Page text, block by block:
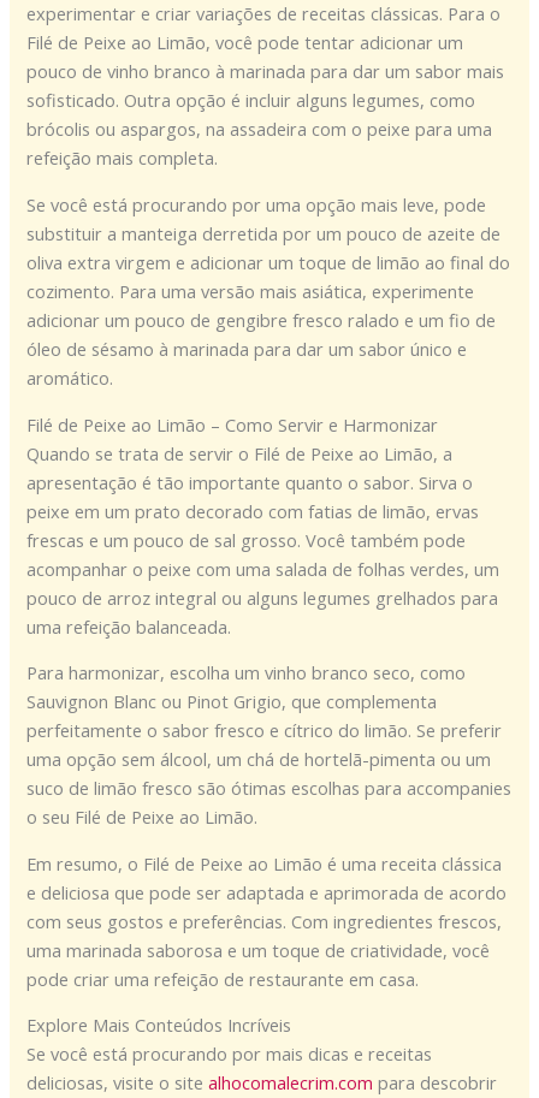
experimentar e criar variações de receitas clássicas. Para o
Filé de Peixe ao Limão, você pode tentar adicionar um
pouco de vinho branco à marinada para dar um sabor mais
sofisticado. Outra opção é incluir alguns legumes, como
brócolis ou aspargos, na assadeira com o peixe para uma
refeição mais completa.
Se você está procurando por uma opção mais leve, pode
substituir a manteiga derretida por um pouco de azeite de
oliva extra virgem e adicionar um toque de limão ao final do
cozimento. Para uma versão mais asiática, experimente
adicionar um pouco de gengibre fresco ralado e um fio de
óleo de sésamo à marinada para dar um sabor único e
aromático.
Filé de Peixe ao Limão – Como Servir e Harmonizar
Quando se trata de servir o Filé de Peixe ao Limão, a
apresentação é tão importante quanto o sabor. Sirva o
peixe em um prato decorado com fatias de limão, ervas
frescas e um pouco de sal grosso. Você também pode
acompanhar o peixe com uma salada de folhas verdes, um
pouco de arroz integral ou alguns legumes grelhados para
uma refeição balanceada.
Para harmonizar, escolha um vinho branco seco, como
Sauvignon Blanc ou Pinot Grigio, que complementa
perfeitamente o sabor fresco e cítrico do limão. Se preferir
uma opção sem álcool, um chá de hortelã-pimenta ou um
suco de limão fresco são ótimas escolhas para accompanies
o seu Filé de Peixe ao Limão.
Em resumo, o Filé de Peixe ao Limão é uma receita clássica
e deliciosa que pode ser adaptada e aprimorada de acordo
com seus gostos e preferências. Com ingredientes frescos,
uma marinada saborosa e um toque de criatividade, você
pode criar uma refeição de restaurante em casa.
Explore Mais Conteúdos Incríveis
Se você está procurando por mais dicas e receitas
deliciosas, visite o sitealhocomalecrim.com para descobrir